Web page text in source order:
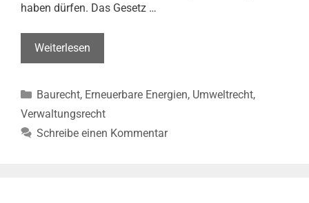
haben dürfen. Das Gesetz …
Weiterlesen
an
bedrängende
Wirkung
von
Kategorien
Baurecht, Erneuerbare Energien, Umweltrecht,
Verwaltungsrecht
Schreibe einen Kommentar